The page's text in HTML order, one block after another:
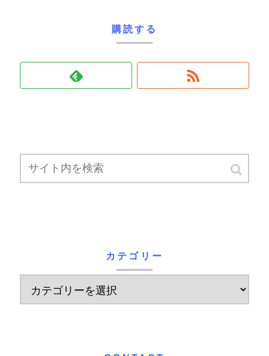
購読する
カテゴリー